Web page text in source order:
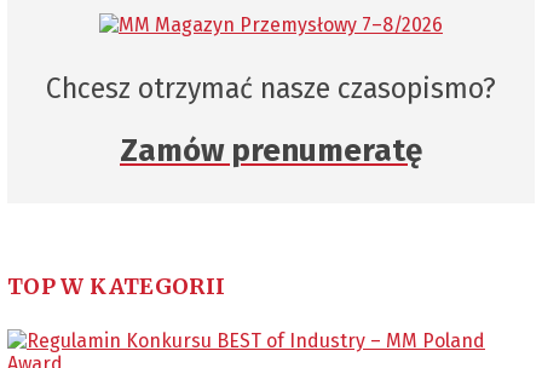
Chcesz otrzymać nasze czasopismo?
Zamów prenumeratę
TOP W KATEGORII